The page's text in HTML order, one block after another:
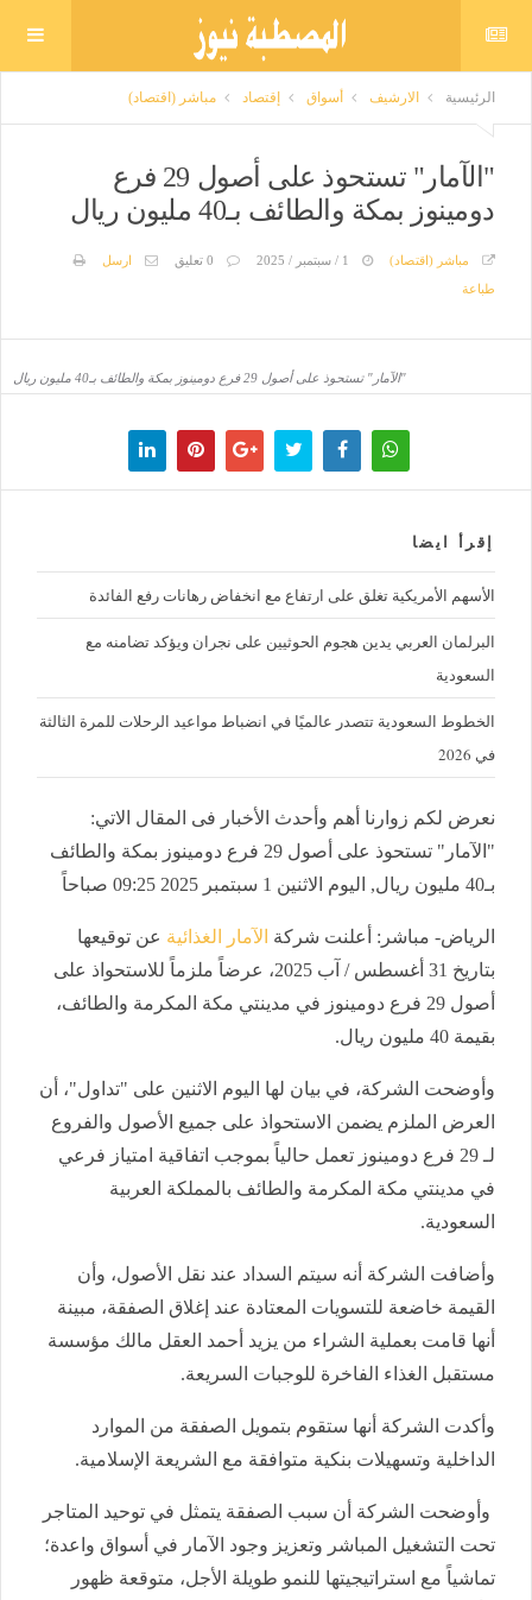
الرئيسية الارشيف أسواق إقتصاد مباشر (اقتصاد)
"الآمار" تستحوذ على أصول 29 فرع
دومينوز بمكة والطائف بـ40 مليون ريال
مباشر (اقتصاد) 0 تعليق
ارسل
طباعة
"الآمار" تستحوذ على أصول 29 فرع دومينوز بمكة والطائف بـ40 مليون ريال
إقرأ ايضا
الأسهم الأمريكية تغلق على ارتفاع مع انخفاض رهانات رفع الفائدة
البرلمان العربي يدين هجوم الحوثيين على نجران ويؤكد تضامنه مع
السعودية
الخطوط السعودية تتصدر عالميًا في انضباط مواعيد الرحلات للمرة الثالثة
في 2026
نعرض لكم زوارنا أهم وأحدث الأخبار فى المقال الاتي:
"الآمار" تستحوذ على أصول 29 فرع دومينوز بمكة والطائف
بـ40 مليون ريال, اليوم الاثنين 1 سبتمبر 2025 09:25 صباحاً
الرياض- مباشر: أعلنت شركة الآمار الغذائية عن توقيعها
بتاريخ 31 أغسطس / آب 2025، عرضاً ملزماً للاستحواذ على
أصول 29 فرع دومينوز في مدينتي مكة المكرمة والطائف،
بقيمة 40 مليون ريال
.
وأوضحت الشركة، في بيان لها اليوم الاثنين على "تداول"، أن
العرض الملزم يضمن الاستحواذ على جميع الأصول والفروع
لـ 29 فرع دومينوز تعمل حالياً بموجب اتفاقية امتياز فرعي
في مدينتي مكة المكرمة والطائف بالمملكة العربية
السعودية.
وأضافت الشركة أنه سيتم السداد عند نقل الأصول، وأن
القيمة خاضعة للتسويات المعتادة عند إغلاق الصفقة، مبينة
أنها قامت بعملية الشراء من يزيد أحمد العقل مالك مؤسسة
مستقبل الغذاء الفاخرة للوجبات السريعة.
وأكدت الشركة أنها ستقوم بتمويل الصفقة من الموارد
الداخلية وتسهيلات بنكية متوافقة مع الشريعة الإسلامية.
وأوضحت الشركة أن سبب الصفقة يتمثل في توحيد المتاجر
تحت التشغيل المباشر وتعزيز وجود الآمار في أسواق واعدة؛
تماشياً مع استراتيجيتها للنمو طويلة الأجل، متوقعة ظهور